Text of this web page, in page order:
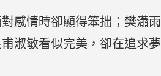
感情時卻顯得笨拙；樊瀟
淑敏看似完美，卻在追求